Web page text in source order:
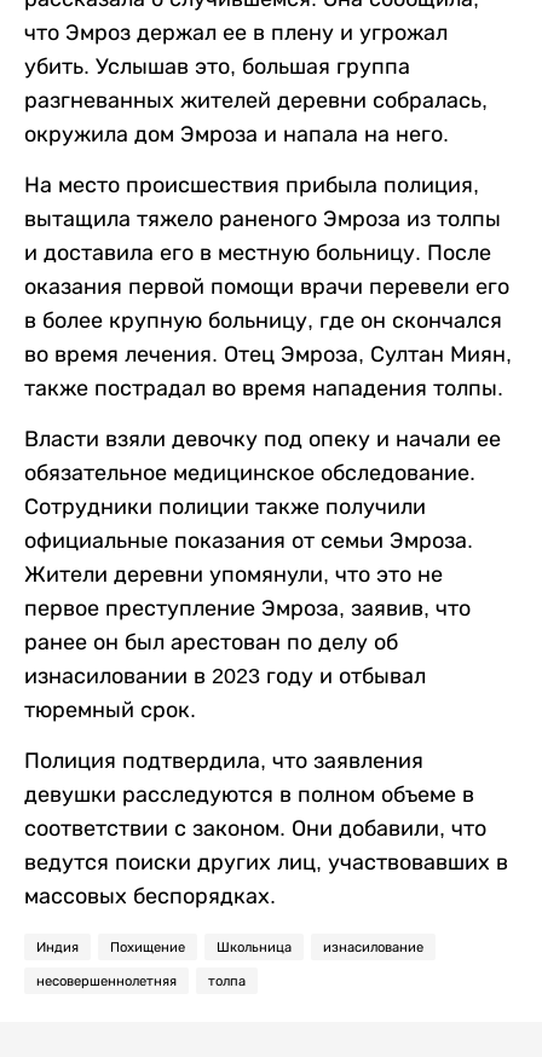
что Эмроз держал ее в плену и угрожал
убить. Услышав это, большая группа
разгневанных жителей деревни собралась,
окружила дом Эмроза и напала на него.
На место происшествия прибыла полиция,
вытащила тяжело раненого Эмроза из толпы
и доставила его в местную больницу. После
оказания первой помощи врачи перевели его
в более крупную больницу, где он скончался
во время лечения. Отец Эмроза, Султан Миян,
также пострадал во время нападения толпы.
Власти взяли девочку под опеку и начали ее
обязательное медицинское обследование.
Сотрудники полиции также получили
официальные показания от семьи Эмроза.
Жители деревни упомянули, что это не
первое преступление Эмроза, заявив, что
ранее он был арестован по делу об
изнасиловании в 2023 году и отбывал
тюремный срок.
Полиция подтвердила, что заявления
девушки расследуются в полном объеме в
соответствии с законом. Они добавили, что
ведутся поиски других лиц, участвовавших в
массовых беспорядках.
Индия Похищение Школьница изнасилование
несовершеннолетняя толпа